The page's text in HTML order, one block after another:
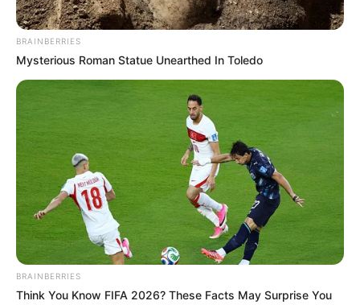
BRAINBERRIES
Mysterious Roman Statue Unearthed In Toledo
BRAINBERRIES
Think You Know FIFA 2026? These Facts May Surprise You